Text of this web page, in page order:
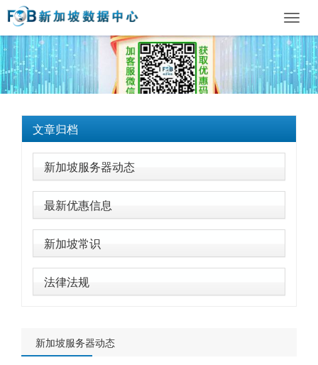
文章归档
新加坡服务器动态
最新优惠信息
新加坡常识
法律法规
新加坡服务器动态